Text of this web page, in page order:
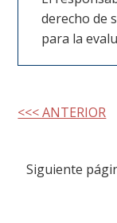
derecho de
para la
<<< ANTERIOR
Siguiente